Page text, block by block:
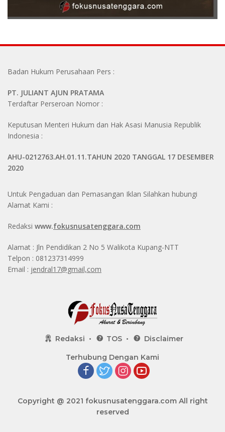
Badan Hukum Perusahaan Pers :
PT. JULIANT AJUN PRATAMA
Terdaftar Perseroan Nomor :
Keputusan Menteri Hukum dan Hak Asasi Manusia Republik
Indonesia :
AHU-0212763.AH.01.11.TAHUN 2020 TANGGAL 17 DESEMBER
2020
Untuk Pengaduan dan Pemasangan Iklan Silahkan hubungi
Alamat Kami :
Redaksi www.fokusnusatenggara.com
Alamat : Jln Pendidikan 2 No 5 Walikota Kupang-NTT
Telpon : 081237314999
Email : jendral17@gmail,com
Redaksi TOS Disclaimer
Terhubung Dengan Kami
Copyright @ 2021 fokusnusatenggara.comAll right
reserved